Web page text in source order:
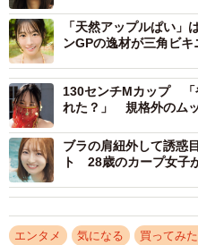
だきき、ここだけの『予定
クトを取ってほしいです！
【長友彩海さんプロフィール
ながとも あやみ 2000年11
年10月にAKB48第16期生オ
として活動開始。2024年
ク』の選抜メンバーに初選
カップリング楽曲『Up the
ウナ好きで、サウナ・スパ
「天然アップルぱい
ンGPの逸材が三角ビ
130センチMカップ 「
れた？」 規格外のム
ブラの肩紐外して誘惑
ト 28歳のカープ女子
エンタメ 気になる 買ってみ